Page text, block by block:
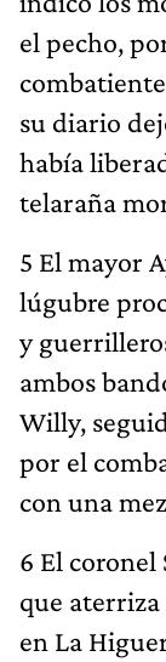
el pecho,
su diario
había
telaraña
5 El mayor
lúgubre
y
ambos
Willy,
por el
con una
6 El
que
en La